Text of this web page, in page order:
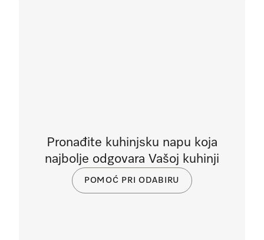
Pronađite kuhinjsku napu koja
najbolje odgovara Vašoj kuhinji
POMOĆ PRI ODABIRU